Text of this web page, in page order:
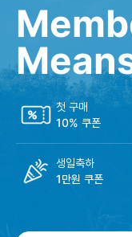
첫 구매
10% 쿠폰
생일축하
1만원 쿠폰